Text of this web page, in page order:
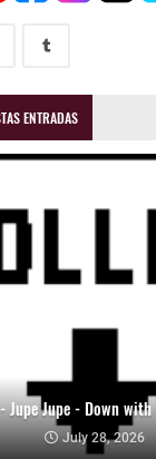
ENTRADAS
Jupe Jupe - Down
July 28, 2026